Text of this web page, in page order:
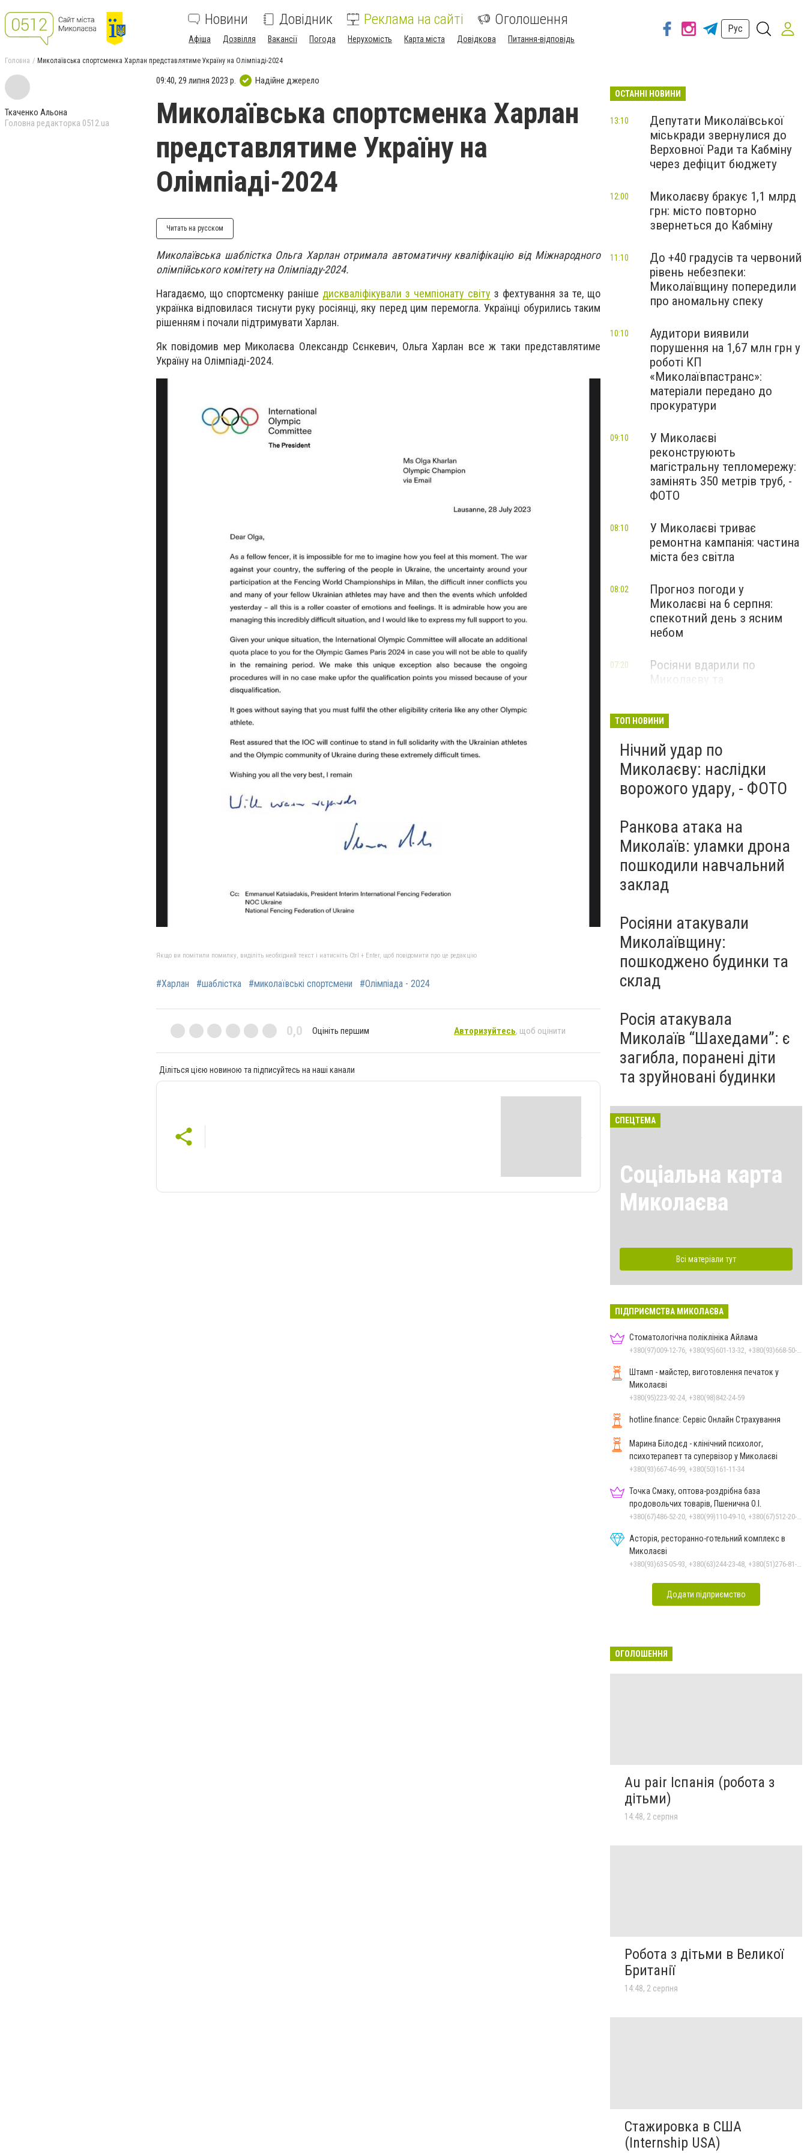
Новини Довідник Реклама на сайті Оголошення
Афіша Дозвілля Вакансії Погода Нерухомість Карта міста Довідкова Питання-відповідь
Рус
Головна Миколаївська спортсменка Харлан представлятиме Україну на Олімпіаді-2024
Ткаченко Альона
Головна редакторка 0512.ua
09:40, 29 липня 2023 р. Надійне джерело
Миколаївська спортсменка Харлан
представлятиме Україну на
Олімпіаді-2024
Читать на русском
Миколаївська шаблістка Ольга Харлан отримала автоматичну кваліфікацію від Міжнародного
олімпійського комітету на Олімпіаду-2024.
Нагадаємо, що спортсменку раніше дискваліфікували з чемпіонату світу з фехтування за те, що
українка відповилася тиснути руку росіянці, яку перед цим перемогла. Українці обурились таким
рішенням і почали підтримувати Харлан.
Як повідомив мер Миколаєва Олександр Сєнкевич, Ольга Харлан все ж таки представлятиме
Україну на Олімпіаді-2024.
Якщо ви помітили помилку, виділіть необхідний текст і натисніть Ctrl + Enter, щоб повідомити про це редакцію
#Харлан #шаблістка #миколаївські спортсмени #Олімпіада - 2024
0,0 Оцініть першим Авторизуйтесь, щоб оцінити
Діліться цією новиною та підписуйтесь на наші канали
ОСТАННІ НОВИНИ
Депутати Миколаївської
міськради звернулися до
Верховної Ради та Кабміну
через дефіцит бюджету
13:10
Миколаєву бракує 1,1 млрд
грн: місто повторно
звернеться до Кабміну
12:00
До +40 градусів та червоний
рівень небезпеки:
Миколаївщину попередили
про аномальну спеку
11:10
Аудитори виявили
порушення на 1,67 млн грн у
роботі КП
«Миколаївпастранс»:
матеріали передано до
прокуратури
10:10
У Миколаєві
реконструюють
магістральну тепломережу:
замінять 350 метрів труб, -
ФОТО
09:10
У Миколаєві триває
ремонтна кампанія: частина
міста без світла
08:10
Прогноз погоди у
Миколаєві на 6 серпня:
спекотний день з ясним
небом
08:02
Росіяни вдарили по
Миколаєву та
07:20
ТОП НОВИНИ
Нічний удар по
Миколаєву: наслідки
ворожого удару, - ФОТО
Ранкова атака на
Миколаїв: уламки дрона
пошкодили навчальний
заклад
Росіяни атакували
Миколаївщину:
пошкоджено будинки та
склад
Росія атакувала
Миколаїв “Шахедами”: є
загибла, поранені діти
та зруйновані будинки
СПЕЦТЕМА
Соціальна карта
Миколаєва
Всі матеріали тут
ПІДПРИЄМСТВА МИКОЛАЄВА
Стоматологічна поліклініка Айлама
Штамп - майстер, виготовлення печаток у
Миколаєві
+380(95)223-92-24, +380(98)842-24-59
hotline.finance: Сервіс Онлайн Страхування
Марина Білодєд - клінічний психолог,
психотерапевт та супервізор у Миколаєві
+380(93)667-46-99, +380(50)161-11-34
Точка Смаку, оптова-роздрібна база
продовольчих товарів, Пшенична О.І.
Асторія, ресторанно-готельний комплекс в
Миколаєві
Додати підприємство
ОГОЛОШЕННЯ
Au pair Іспанія (робота з
дітьми)
14:48, 2 серпня
Робота з дітьми в Великої
Британії
14:48, 2 серпня
Стажировка в США
(Internship USA)